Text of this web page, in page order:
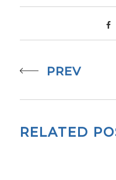
PREV
RELATED